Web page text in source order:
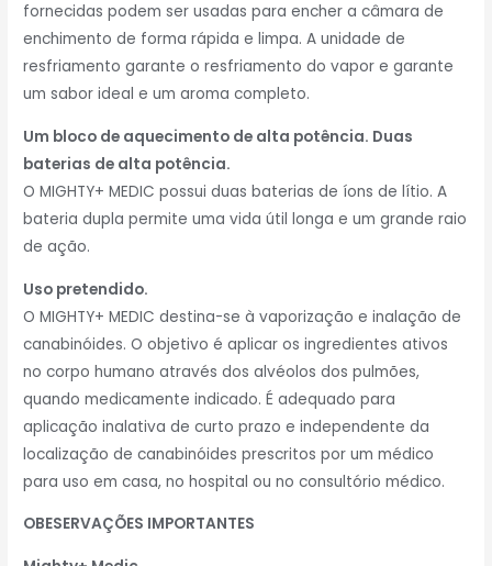
fornecidas podem ser usadas para encher a câmara de
enchimento de forma rápida e limpa. A unidade de
resfriamento garante o resfriamento do vapor e garante
um sabor ideal e um aroma completo.
Um bloco de aquecimento de alta potência. Duas
baterias de alta potência.
O MIGHTY+ MEDIC possui duas baterias de íons de lítio. A
bateria dupla permite uma vida útil longa e um grande raio
de ação.
Uso pretendido.
O MIGHTY+ MEDIC destina-se à vaporização e inalação de
canabinóides. O objetivo é aplicar os ingredientes ativos
no corpo humano através dos alvéolos dos pulmões,
quando medicamente indicado. É adequado para
aplicação inalativa de curto prazo e independente da
localização de canabinóides prescritos por um médico
para uso em casa, no hospital ou no consultório médico.
OBESERVAÇÕES IMPORTANTES